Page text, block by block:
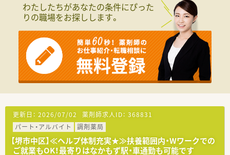
わたしたちがあなたの条件にぴった
りの職場をお探しします。
更新日： 2026/07/02 薬剤師求人ID： 368831
パート・アルバイト
調剤薬局
【堺市中区】≪ヘルプ体制充実★≫扶養範囲内・Wワークでの
ご就業もOK！最寄りはなかもず駅・車通勤も可能です